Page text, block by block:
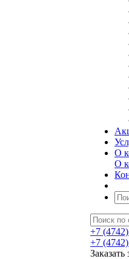
О
О
+7
+7
Заказать